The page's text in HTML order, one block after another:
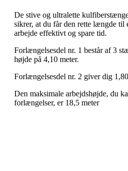
De stive og ultralette
sikrer, at du får den rette længde til
arbejde effektivt og spare tid.
Forlængelsesdel nr. 1 består af 3
højde på 4,10 meter.
Forlængelsesdel nr. 2 giver dig
Den maksimale arbejdshøjde, du
forlængelser, er 18,5 meter